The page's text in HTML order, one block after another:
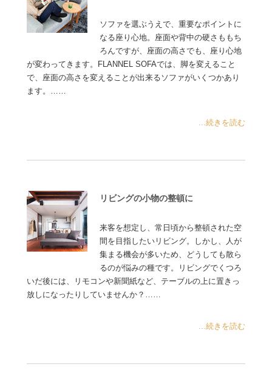
ソファを選ぶうえで、重要なポイントに
なる座り心地。座面や背中の硬さももち
ろんですが、座面の高さでも、座り心地
が変わってきます。FLANNEL SOFAでは、脚を変えること
で、座面の高さを変えることが出来るソファがいくつかあり
ます。……
...続きを読む
リビングの小物の整頓に
来客を想定し、常日頃から整頓された空
間を目指したいリビング。しかし、人が
集まる機会が多いため、どうしても散ら
るのが悩みの種です。リビングでくつろ
いだ後には、リモコンや新聞紙など、テーブルの上に置きっ
放しになったりしていませんか？……
...続きを読む